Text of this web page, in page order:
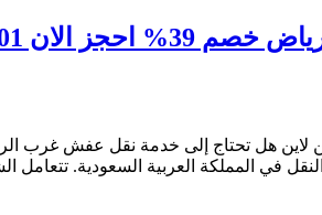
وتغليف الاثاث 35% خصم
هل تحتاج إلى خدمة نقل عفش غرب
في المملكة العربية السعودية. تتعامل